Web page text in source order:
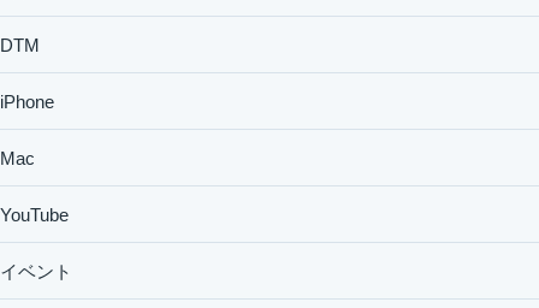
DTM
iPhone
Mac
YouTube
イベント